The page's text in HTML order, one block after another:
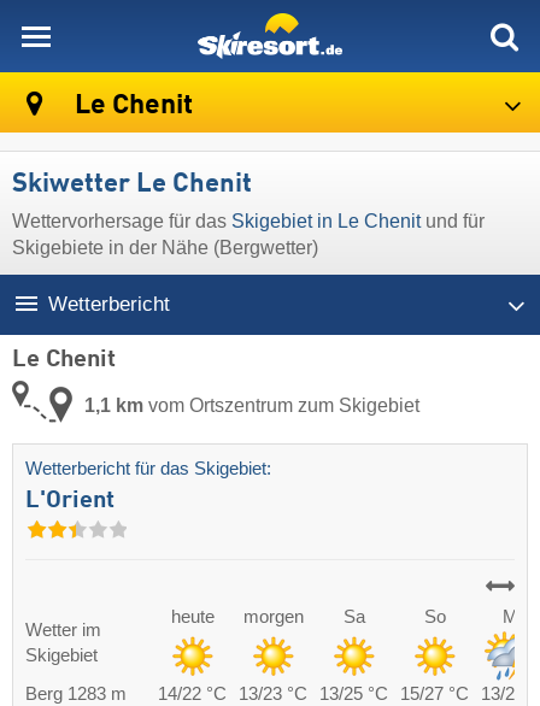
Le Chenit
Skiwetter Le Chenit
Wettervorhersage für das Skigebiet in Le Chenitund für
Skigebiete in der Nähe (Bergwetter)
Wetterbericht
Le Chenit
1,1 km vom Ortszentrum zum Skigebiet
Wetterbericht für das Skigebiet:
L'Orient
Wetter im
Skigebiet
heute morgen Sa So Mo
Berg 1283 m 14/22 °C 13/23 °C 13/25 °C 15/27 °C
13/24